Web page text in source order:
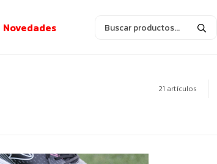
Novedades
21 artículos